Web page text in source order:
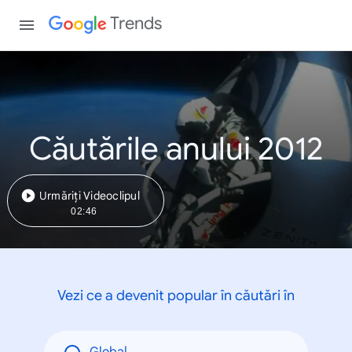
Trends
Căutările anului 2012
Urmăriți Videoclipul
02:46
Vezi ce a devenit popular în căutări în